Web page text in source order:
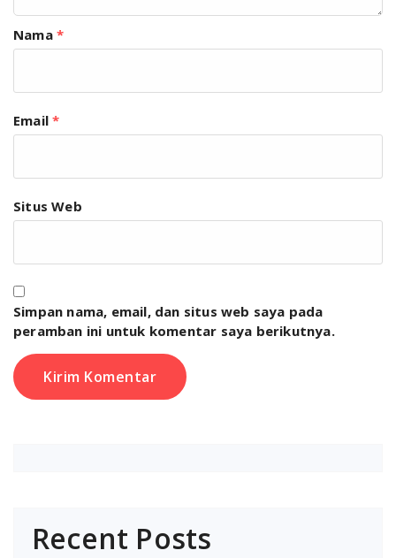
Nama *
Email*
Situs Web
Simpan nama, email, dan situs web saya pada
peramban ini untuk komentar saya berikutnya.
Recent Posts